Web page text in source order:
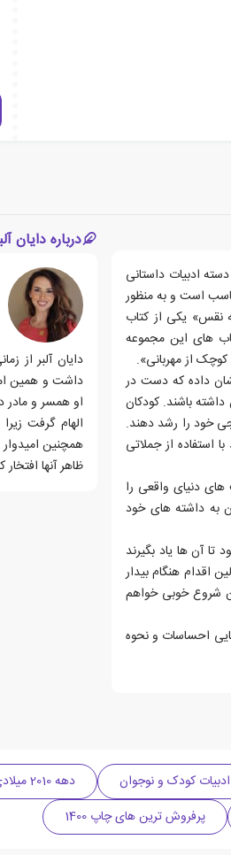
ادبیات داستانی
است و به منظور
نقس» یکی از کتاب
های این مجموعه
از مهربانی».
داده که دست در
باشند. کودکان
خود را رشد دهند.
استفاده از جملاتی
دنیای واقعی را
به داشته های خود
آن ها یاد بگیرند
اقدام هنگام بیدار
شروع خوبی خواهم
احساسات و نحوه
درباره دایان
دایان آلبر از
داشت و همین
او همسر و مادر
الهام گرفت
همچنین
ظاهر آنها افتخار
ادبیات کودک و نوجوان دهه 2010 میلادی
پرفروش ترین های چاپ 1400